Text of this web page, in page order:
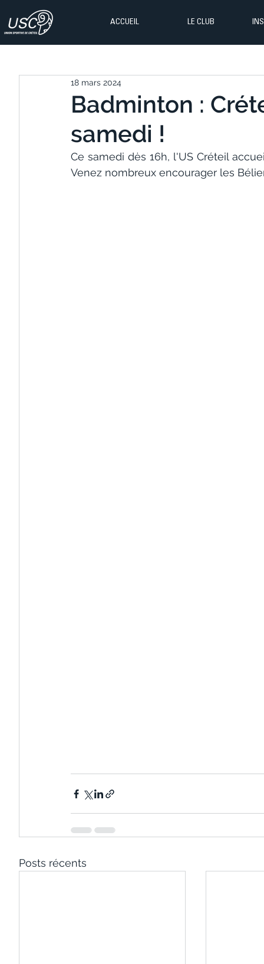
ACCUEIL LE CLUB
Badminton :
samedi !
18 mars 2024
Ce samedi dės 16h, l'US Créteil
Venez nombreux encourager les
Posts récents